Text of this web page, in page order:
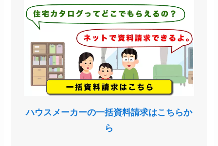
ハウスメーカーの一括資料請求はこちらか
ら